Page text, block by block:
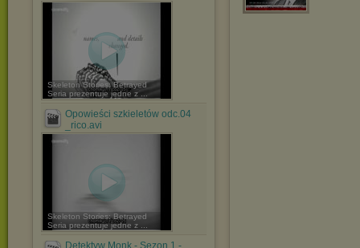
Skeleton Stories: Betrayed
Seria prezentuje jedne z ...
Opowieści szkieletów odc.04
_rico.avi
Skeleton Stories: Betrayed
Seria prezentuje jedne z ...
Detektyw Monk - Sezon 1 -